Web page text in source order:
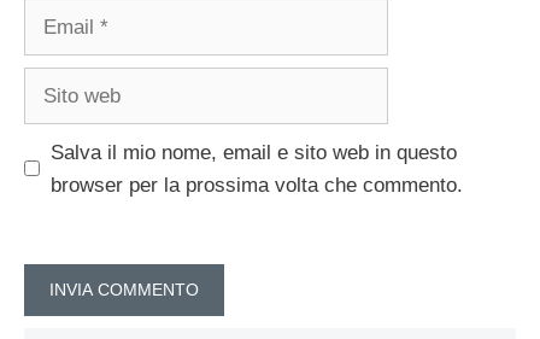
Email
Sito
Salva il mio nome, email e sito web in questo
browser per la prossima volta che commento.